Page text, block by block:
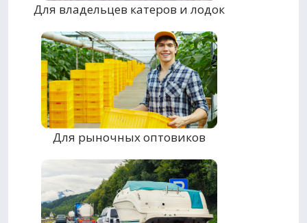
Для владельцев катеров и лодок
Для рыночных оптовиков